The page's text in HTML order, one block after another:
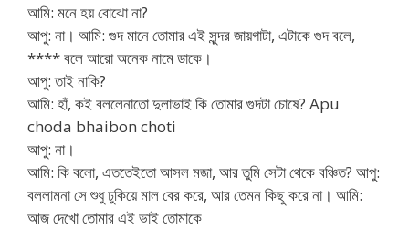
আমি: মনে হয় বোঝো না?
আপু: না। আমি: গুদ মানে তোমার এই সুন্দর জায়গাটা, এটাকে গুদ বলে,
**** বলে আরো অনেক নামে ডাকে।
আপু: তাই নাকি?
আমি: হাঁ, কই বললেনাতো দুলাভাই কি তোমার গুদটা চোষে? Apu
choda bhaibon choti
আপু: না।
আমি: কি বলো, এততেইতো আসল মজা, আর তুমি সেটা থেকে বঞ্চিত? আপু:
বললামনা সে শুধু ঢুকিয়ে মাল বের করে, আর তেমন কিছু করে না। আমি:
আজ দেখো তোমার এই ভাই তোমাকে